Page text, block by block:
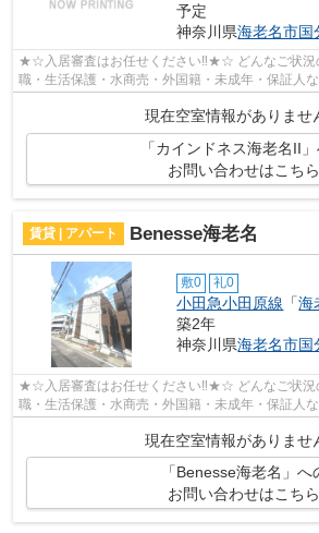
予定
神奈川県海老名市国
★☆入居審査はお任せください‼★☆ どんなご状況
職・生活保護・水商売・外国籍・未成年・保証人
ット非公開の物件からもお探し致します‼ ...
現在空室情報がありませ
「カインドネス海老名II
お問い合わせはこちら
賃貸 | アパート Benesse海老名
敷0 礼0
小田急小田原線 「海
築2年
神奈川県海老名市国
★☆入居審査はお任せください‼★☆ どんなご状況
職・生活保護・水商売・外国籍・未成年・保証人
ット非公開の物件からもお探し致します‼ ...
現在空室情報がありませ
「Benesse海老名」へ
お問い合わせはこちら